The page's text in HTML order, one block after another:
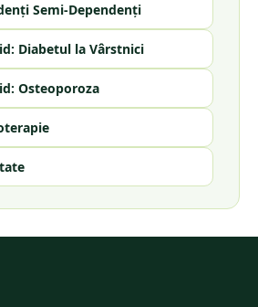
Semi-Dependenți
Diabetul la Vârstnici
Osteoporoza